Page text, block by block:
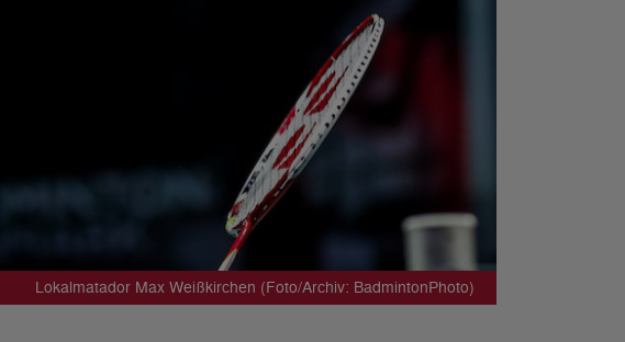
Lokalmatador Max Weißkirchen (Foto/Archiv: BadmintonPhoto)